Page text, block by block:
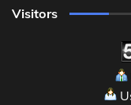
Visitors